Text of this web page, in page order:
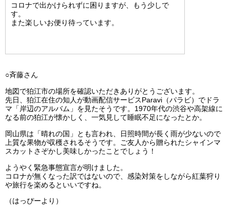
コロナで出かけられずに困りますが、もう少しで
す。
また楽しいお便り待っています。
○斉藤さん
地図で狛江市の場所を確認いただきありがとうございます。
先日、狛江在住の知人が動画配信サービスParavi（パラビ）でドラ
マ「岸辺のアルバム」を見たそうです。1970年代の渋谷や高架線に
なる前の狛江が懐かしく、一気見して睡眠不足になったとか。
岡山県は「晴れの国」とも言われ、日照時間が長く雨が少ないので
上質な果物が収穫されるそうです。
ご友人から贈られたシャインマ
スカットさぞかし美味しかったことでしょう！
ようやく緊急事態宣言が明けました。
コロナが無くなった訳ではないので、感染対策をしながら紅葉狩り
や旅行を楽めるといいですね。
（はっぴーより）